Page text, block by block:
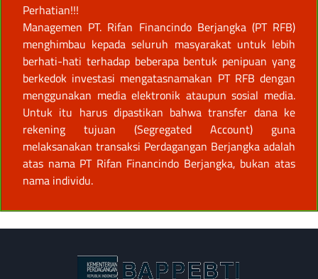
Perhatian!!!
Managemen PT. Rifan Financindo Berjangka (PT RFB)
menghimbau kepada seluruh masyarakat untuk lebih
berhati-hati terhadap beberapa bentuk penipuan yang
berkedok investasi mengatasnamakan PT RFB dengan
menggunakan media elektronik ataupun sosial media.
Untuk itu harus dipastikan bahwa transfer dana ke
rekening tujuan (Segregated Account) guna
melaksanakan transaksi Perdagangan Berjangka adalah
atas nama PT Rifan Financindo Berjangka, bukan atas
nama individu.